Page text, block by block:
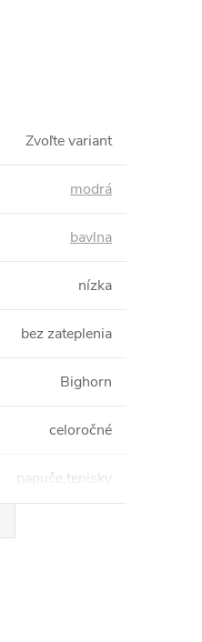
Zvoľte variant
modrá
bavlna
nízka
bez zateplenia
Bighorn
celoročné
papuče,tenisky